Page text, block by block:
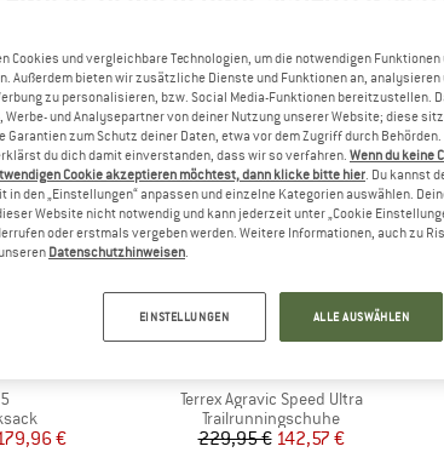
Preis
€
Artikel
Terrex Agravic Speed Ultra
Produktgruppe
Trailrunningschuhe
Preis
229,95 €reduzierter Preis
142,57 €
Cookies und vergleichbare Technologien, um die notwendigen
Außerdem bieten wir zusätzliche Dienste und Funktionen an,
zu personalisieren, bzw. Social Media-Funktionen bereitzustellen.
Werbe- und Analysepartner von deiner Nutzung unserer Website; diese
Garantien zum Schutz deiner Daten, etwa vor dem Zugriff durch
du dich damit einverstanden, dass wir so verfahren. Wenn du keine
Cookie akzeptieren möchtest, dann klicke bitte hier. Du kannst
in den „Einstellungen“ anpassen und einzelne Kategorien auswählen.
Website nicht notwendig und kann jederzeit unter „Cookie
oder erstmals vergeben werden. Weitere Informationen, auch zu
Datenschutzhinweisen.
EINSTELLUNGEN ALLE AUSWÄHLEN